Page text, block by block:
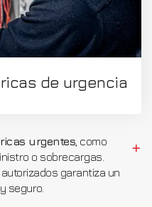
de urgencia
urgentes , como
o sobrecargas.
garantiza un
y seguro.